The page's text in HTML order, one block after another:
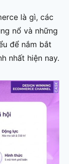
là gì, các
nổ và những
để nắm bắt
nhất hiện nay.